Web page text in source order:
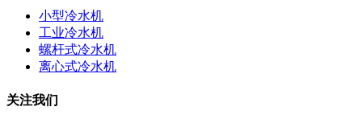
小型冷水机
工业冷水机
螺杆式冷水机
离心式冷水机
关注我们